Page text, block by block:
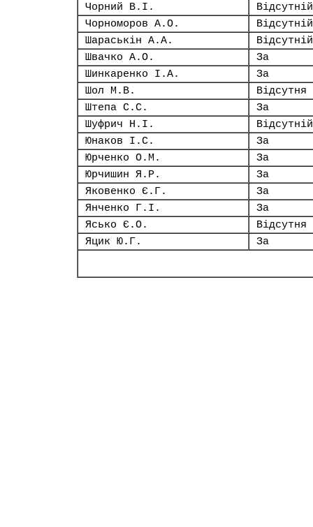
Чорний В.І.
Відсутній
Чорноморов А.О.
Відсутній
Шараськін А.А.
Відсутній
Швачко А.О.
За
Шинкаренко І.А.
За
Шол М.В.
Відсутня
Штепа С.С.
За
Шуфрич Н.І.
Відсутній
Юнаков І.С.
За
Юрченко О.М.
За
Юрчишин Я.Р.
За
Яковенко Є.Г.
За
Янченко Г.І.
За
Ясько Є.О.
Відсутня
Яцик Ю.Г.
За